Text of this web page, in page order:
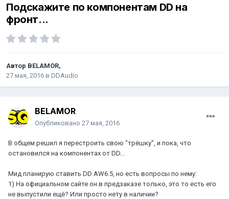
Подскажите по компонентам DD на
фронт...
Автор BELAMOR,
27 мая, 2016 в DDAudio
BELAMOR
Опубликовано 27 мая, 2016
В общем решил я перестроить свою "трёшку", и пока, что
остановился на компонентах от DD...
Мид планирую ставить DD AW6.5, но есть вопросы по нему:
1) На официальном сайте он в предзаказе только, это то есть его
не выпустили ещё? Или просто нету в наличии?